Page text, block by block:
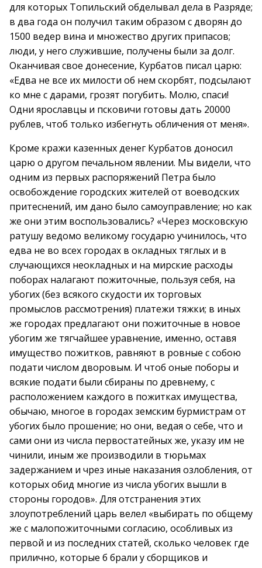
для которых Топильский обделывал дела в Разряде;
в два года он получил таким образом с дворян до
1500 ведер вина и множество других припасов;
люди, у него служившие, получены были за долг.
Оканчивая свое донесение, Курбатов писал царю:
«Едва не все их милости об нем скорбят, подсылают
ко мне с дарами, грозят погубить. Молю, спаси!
Одни ярославцы и псковичи готовы дать 20000
рублев, чтоб только избегнуть обличения от меня».
Кроме кражи казенных денег Курбатов доносил
царю о другом печальном явлении. Мы видели, что
одним из первых распоряжений Петра было
освобождение городских жителей от воеводских
притеснений, им дано было самоуправление; но как
же они этим воспользовались? «Через московскую
ратушу ведомо великому государю учинилось, что
едва не во всех городах в окладных тяглых и в
случающихся неокладных и на мирские расходы
поборах налагают пожиточные, пользуя себя, на
убогих (без всякого скудости их торговых
промыслов рассмотрения) платежи тяжки; в иных
же городах предлагают они пожиточные в новое
убогим же тягчайшее уравнение, именно, оставя
имущество пожитков, равняют в ровные с собою
подати числом дворовым. И чтоб оные поборы и
всякие подати были сбираны по древнему, с
расположением каждого в пожитках имущества,
обычаю, многое в городах земским бурмистрам от
убогих было прошение; но они, ведая о себе, что и
сами они из числа первостатейных же, указу им не
чинили, иным же производили в тюрьмах
задержанием и чрез иные наказания озлобления, от
которых обид многие из числа убогих вышли в
стороны городов». Для отстранения этих
злоупотреблений царь велел «выбирать по общему
же с малопожиточными согласию, особливых из
первой и из последних статей, сколько человек где
прилично, которые б брали у сборщиков и